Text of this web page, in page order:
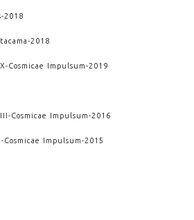
-2018
-2018
-Cosmicae Impulsum-2019
-Cosmicae Impulsum-2016
-Cosmicae Impulsum-2015